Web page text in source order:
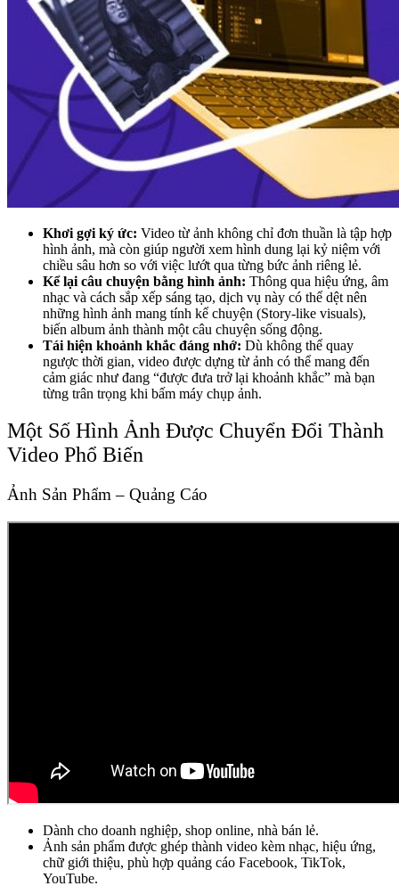
Khơi gợi ký ức: Video từ ảnh không chỉ đơn thuần là tập hợp
hình ảnh, mà còn giúp người xem hình dung lại kỷ niệm với
chiều sâu hơn so với việc lướt qua từng bức ảnh riêng lẻ.
Kể lại câu chuyện bằng hình ảnh: Thông qua hiệu ứng, âm
nhạc và cách sắp xếp sáng tạo, dịch vụ này có thể dệt nên
những hình ảnh mang tính kể chuyện (Story-like visuals),
biến album ảnh thành một câu chuyện sống động.
Tái hiện khoảnh khắc đáng nhớ: Dù không thể quay
ngược thời gian, video được dựng từ ảnh có thể mang đến
cảm giác như đang “được đưa trở lại khoảnh khắc” mà bạn
từng trân trọng khi bấm máy chụp ảnh.
Một Số Hình Ảnh Được Chuyển Đổi Thành
Video Phổ Biến
Ảnh Sản Phẩm – Quảng Cáo
Dành cho doanh nghiệp, shop online, nhà bán lẻ.
Ảnh sản phẩm được ghép thành video kèm nhạc, hiệu ứng,
chữ giới thiệu, phù hợp quảng cáo Facebook, TikTok,
YouTube.